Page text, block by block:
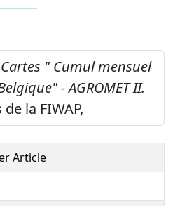
Cartes " Cumul mensuel
- AGROMET II.
la FIWAP,
Article